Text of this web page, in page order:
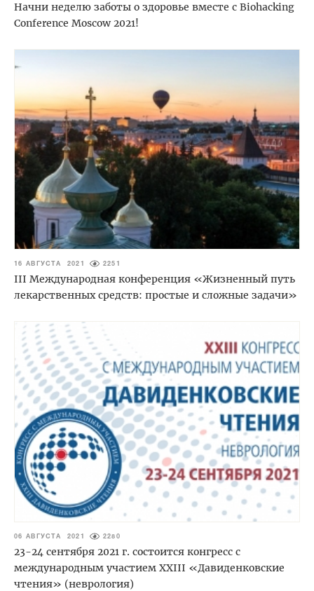
Начни неделю заботы о здоровье вместе с Biohacking
Conference Moscow 2021!
16 АВГУСТА 2021 2251
III Международная конференция «Жизненный путь
лекарственных средств: простые и сложные задачи»
06 АВГУСТА 2021 2280
23-24 сентября 2021 г. состоится конгресс с
международным участием XXIII «Давиденковские
чтения» (неврология)